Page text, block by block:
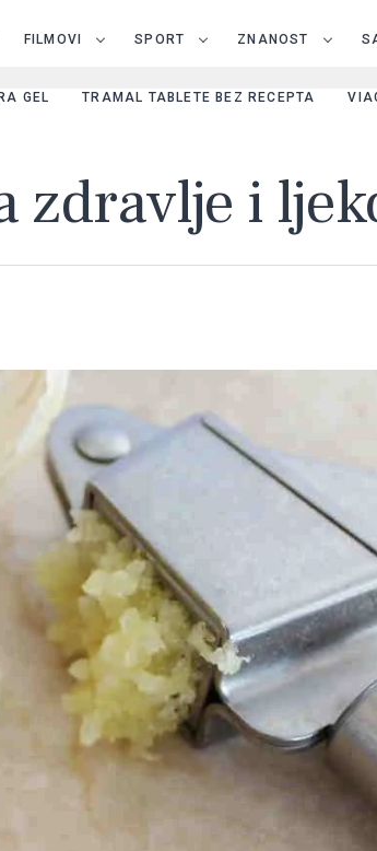
FILMOVI SPORT ZNANOST
GEL TRAMAL TABLETE BEZ RECEPTA
zdravlje i